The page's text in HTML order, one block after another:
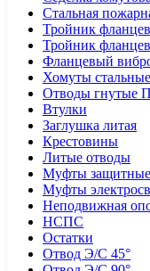
Стальная
Тройник
Тройник
Фланцевый
Хомуты
Отводы гнутые
Втулки
Заглушка литая
Крестовины
Литые отводы
Муфты защитные
Муфты
Неподвижная
НСПС
Остатки
Отвод Э/С 45°